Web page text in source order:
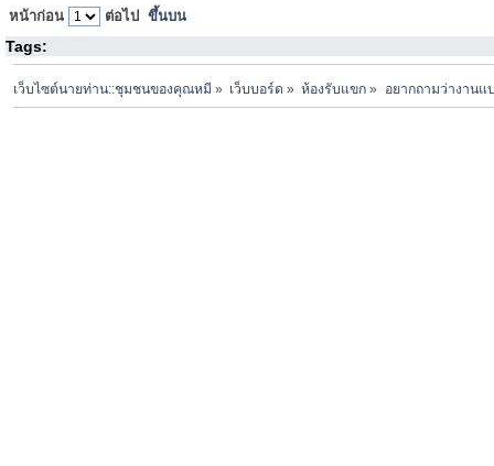
หน้าก่อน ต่อไป ขึ้นบน
Tags:
เว็บไซต์นายท่าน::ชุมชนของคุณหมี » เว็บบอร์ด » ห้องรับแขก » อยากถามว่างาน